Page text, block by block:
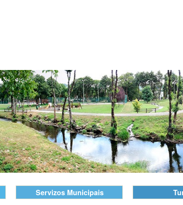
Servizos Municipais